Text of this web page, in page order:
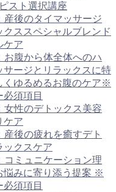
スト選択講座
産後のタイマッサージ
クススペシャルブレンド
ケア
お腹から体全体へのハ
サージとリラックスに特
くゆるめるお腹のケア※
必須項目
女性のデトックス美容
ケア
産後の疲れを癒すデト
ックスケア
コミュニケーション理
悩みに寄り添う提案 ※
必須項目